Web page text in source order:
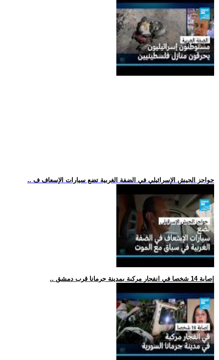
.. حواجز الجيش الإسرائيلي في الضفة الغربية تضع سيارات الإسعاف ف
.. إصابة 14 شخصا في انفجار مركبة بمدينة جرمانا قرب دمشق